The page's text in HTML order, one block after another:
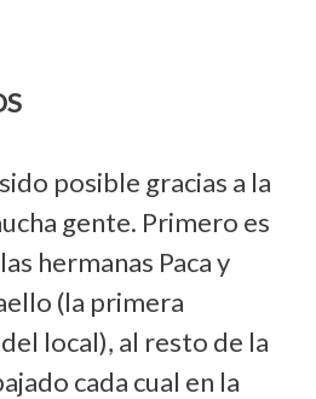
posible gracias a la
gente. Primero es
hermanas Paca y
(la primera
local), al resto de la
cada cual en la